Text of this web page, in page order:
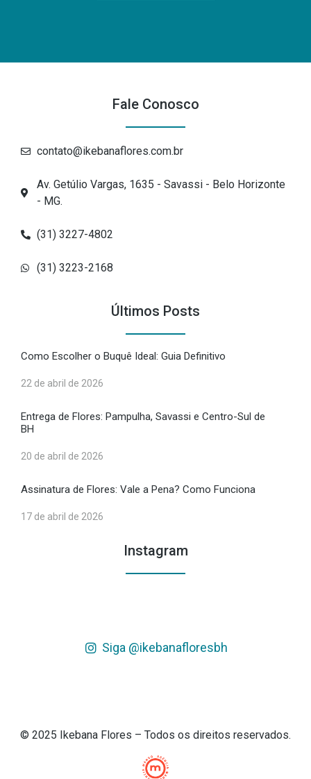
Fale Conosco
contato@ikebanaflores.com.br
Av. Getúlio Vargas, 1635 - Savassi - Belo Horizonte
- MG.
(31) 3227-4802
(31) 3223-2168
Últimos Posts
Como Escolher o Buquê Ideal: Guia Definitivo
22 de abril de 2026
Entrega de Flores: Pampulha, Savassi e Centro-Sul de
BH
20 de abril de 2026
Assinatura de Flores: Vale a Pena? Como Funciona
17 de abril de 2026
Instagram
Siga @ikebanafloresbh
© 2025 Ikebana Flores – Todos os direitos reservados.